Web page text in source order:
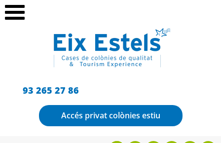
93 265 27 86
Accés privat colònies estiu